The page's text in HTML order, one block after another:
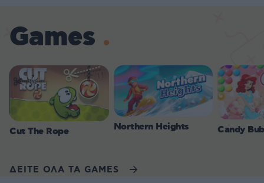
Games
Cut The Rope Northern Heights Candy
ΔΕΙΤΕ ΟΛΑ ΤΑ GAMES